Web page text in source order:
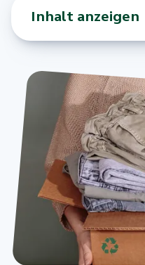
Inhalt anzeigen